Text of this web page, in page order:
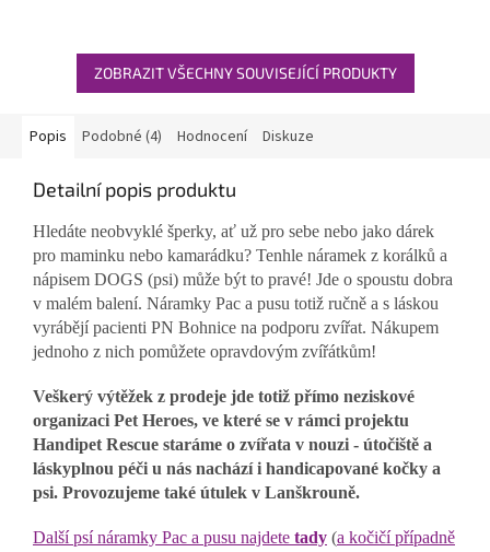
ZOBRAZIT VŠECHNY SOUVISEJÍCÍ PRODUKTY
Popis Podobné (4) Hodnocení Diskuze
Detailní popis produktu
Hledáte neobvyklé šperky, ať už pro sebe nebo jako dárek
pro maminku nebo kamarádku? Tenhle náramek z korálků a
nápisem DOGS (psi) může být to pravé! Jde o spoustu dobra
v malém balení. Náramky Pac a pusu totiž ručně a s láskou
vyrábějí pacienti PN Bohnice na podporu zvířat. Nákupem
jednoho z nich pomůžete opravdovým zvířátkům!
Veškerý výtěžek z prodeje jde totiž přímo neziskové
organizaci Pet Heroes, ve které se v rámci projektu
Handipet Rescue staráme o zvířata v nouzi - útočiště a
láskyplnou péči u nás nachází i handicapované kočky a
psi. Provozujeme také útulek v Lanškrouně.
Další psí náramky Pac a pusu najdete tady (a kočičí případně